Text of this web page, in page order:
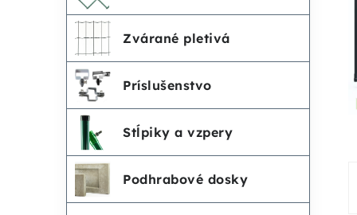
č
n
ý
a
g
i
e
Zvárané pletivá
Príslušenstvo
Stĺpiky a vzpery
Podhrabové dosky